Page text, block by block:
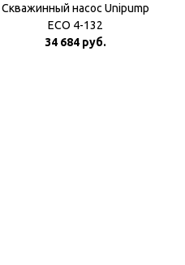
Скважинный насос Unipump
ECO 4-132
34 684 руб.